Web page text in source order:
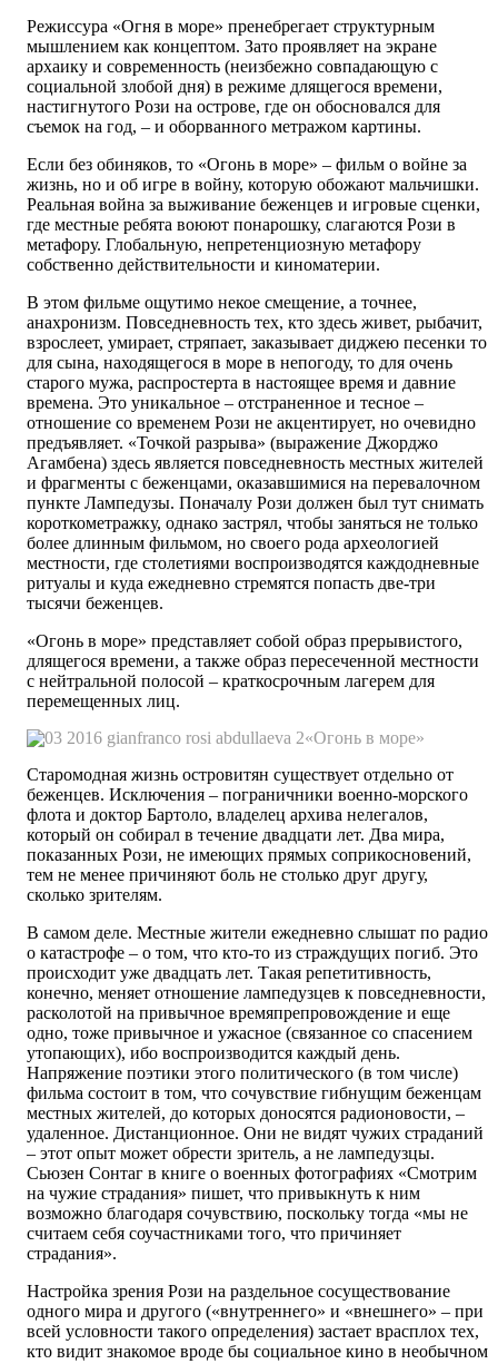
Режиссура «Огня в море» пренебрегает структурным
мышлением как концептом. Зато проявляет на экране
архаику и современность (неизбежно совпадающую с
социальной злобой дня) в режиме длящегося времени,
настигнутого Рози на острове, где он обосновался для
съемок на год, – и оборванного метражом картины.
Если без обиняков, то «Огонь в море» – фильм о войне за
жизнь, но и об игре в войну, которую обожают мальчишки.
Реальная война за выживание беженцев и игровые сценки,
где местные ребята воюют понарошку, слагаются Рози в
метафору. Глобальную, непретенциозную метафору
собственно действительности и киноматерии.
В этом фильме ощутимо некое смещение, а точнее,
анахронизм. Повседневность тех, кто здесь живет, рыбачит,
взрослеет, умирает, стряпает, заказывает диджею песенки то
для сына, находящегося в море в непогоду, то для очень
старого мужа, распростерта в настоящее время и давние
времена. Это уникальное – отстраненное и тесное –
отношение со временем Рози не акцентирует, но очевидно
предъявляет. «Точкой разрыва» (выражение Джорджо
Агамбена) здесь является повседневность местных жителей
и фрагменты с беженцами, оказавшимися на перевалочном
пункте Лампедузы. Поначалу Рози должен был тут снимать
короткометражку, однако застрял, чтобы заняться не только
более длинным фильмом, но своего рода археологией
местности, где столетиями воспроизводятся каждодневные
ритуалы и куда ежедневно стремятся попасть две-три
тысячи беженцев.
«Огонь в море» представляет собой образ прерывистого,
длящегося времени, а также образ пересеченной местности
с нейтральной полосой – краткосрочным лагерем для
перемещенных лиц.
«Огонь в море»
Старомодная жизнь островитян существует отдельно от
беженцев. Исключения – пограничники военно-морского
флота и доктор Бартоло, владелец архива нелегалов,
который он собирал в течение двадцати лет. Два мира,
показанных Рози, не имеющих прямых соприкосновений,
тем не менее причиняют боль не столько друг другу,
сколько зрителям.
В самом деле. Местные жители ежедневно слышат по радио
о катастрофе – о том, что кто-то из страждущих погиб. Это
происходит уже двадцать лет. Такая репетитивность,
конечно, меняет отношение лампедузцев к повседневности,
расколотой на привычное времяпрепровождение и еще
одно, тоже привычное и ужасное (связанное со спасением
утопающих), ибо воспроизводится каждый день.
Напряжение поэтики этого политического (в том числе)
фильма состоит в том, что сочувствие гибнущим беженцам
местных жителей, до которых доносятся радионовости, –
удаленное. Дистанционное. Они не видят чужих страданий
– этот опыт может обрести зритель, а не лампедузцы.
Сьюзен Сонтаг в книге о военных фотографиях «Смотрим
на чужие страдания» пишет, что привыкнуть к ним
возможно благодаря сочувствию, поскольку тогда «мы не
считаем себя соучастниками того, что причиняет
страдания».
Настройка зрения Рози на раздельное сосуществование
одного мира и другого («внутреннего» и «внешнего» – при
всей условности такого определения) застает врасплох тех,
кто видит знакомое вроде бы социальное кино в необычном